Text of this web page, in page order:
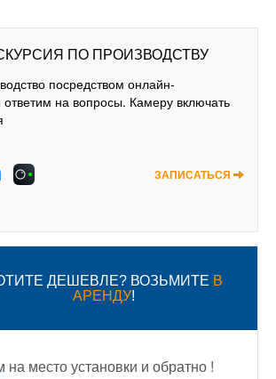
ПО ПРОИЗВОДСТВУ
посредством онлайн-
на вопросы. Камеру включать
ЗАПИСАТЬСЯ
ДЕШЕВЛЕ? ВОЗЬМИТЕ В
АРЕНДУ!
на место установки и обратно !